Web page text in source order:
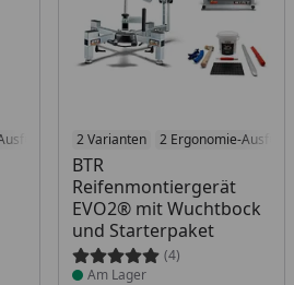
2 Varianten 2 Ergonomie-
BTR
Reifenmontiergerät
EVO2® mit Wuchtbock
und Starterpaket
(4)
Produkt am Lager
Am Lager